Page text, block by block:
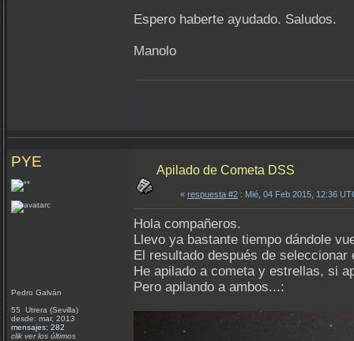
Espero haberte ayudado. Saludos.
Manolo
PYE
Pedro Galván
55 Utrera (Sevilla)
desde: mar, 2013
mensajes: 282
clik ver los últimos
Apilado de Cometa DSS
« respuesta #2 : Mié, 04 Feb 2015, 12:36
Hola compañeros.
Llevo ya bastante tiempo dándole
El resultado después de
He apilado a cometa y estrellas, si
Pero apilando a ambos...: